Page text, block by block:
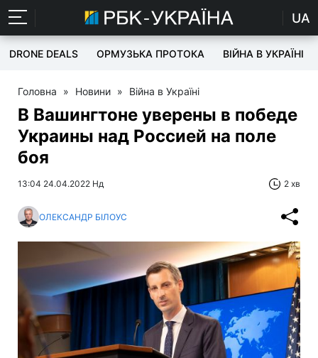
UA
DRONE DEALS ОРМУЗЬКА ПРОТОКА ВІЙНА В УКРАЇНІ
Головна » Новини » Війна в Україні
В Вашингтоне уверены в победе
Украины над Россией на поле
боя
13:04 24.04.2022 Нд 2 хв
ОЛЕКСАНДР БІЛОУС